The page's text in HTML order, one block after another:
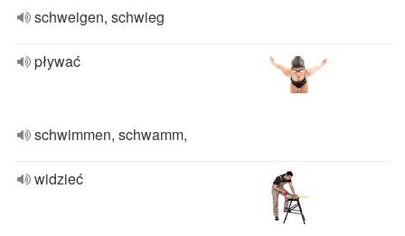
schweigen, schwieg
pływać
schwimmen, schwamm,
widzieć